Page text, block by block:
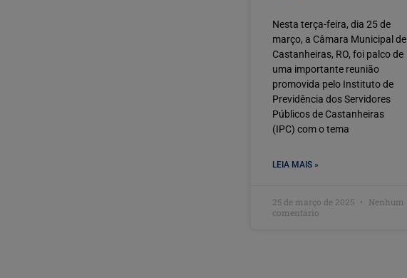
Nesta terça-feira, dia 25 de
março, a Câmara Municipal de
Castanheiras, RO, foi palco de
uma importante reunião
promovida pelo Instituto de
Previdência dos Servidores
Públicos de Castanheiras
(IPC) com o tema
LEIA MAIS »
25 de março de 2025
Nenhum
comentário